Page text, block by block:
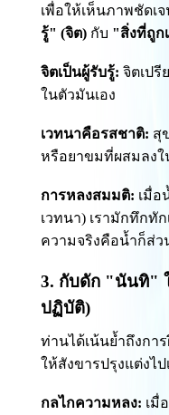
เพื่อให้เห็นภาพชัดเ
รู้" (จิต)กับ "สิ่งที่ถูก
จิตเป็นผู้รับรู้: จิตเปรี
ในตัวมันเอง
เวทนาคือรสชาติ: สุ
หรือยาขมที่ผสมลงใ
การหลงสมมติ: เมื่อ
เวทนา) เรามักทึกทัก
ความจริงคือน้ำก็ส่
3. กับดัก "นันทิ"
ปฏิบัติ)
ท่านได้เน้นย้ำถึงกา
ให้สังขารปรุงแต่งไ
กลไกความหลง: เมื่